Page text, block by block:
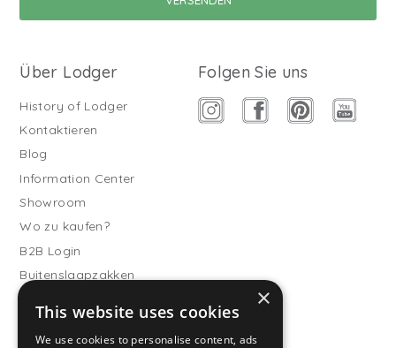
Über Lodger
History of Lodger
Kontaktieren
Blog
Information Center
Showroom
Wo zu kaufen?
B2B Login
Buitenslaapzakken
Kundendienst
Folgen Sie uns
×
This website uses cookies
We use cookies to personalise content, ads